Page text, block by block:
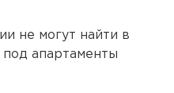
не могут найти в
под апартаменты